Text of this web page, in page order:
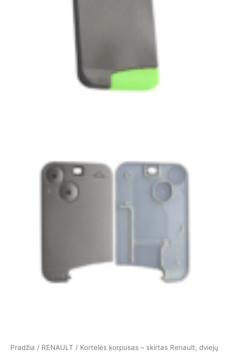
Pradžia / RENAULT / Kortelės korpusas – skirtas Renault, dviejų